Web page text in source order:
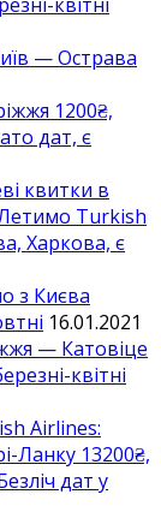
— Острава
1200₴,
дат, є
квитки в
Turkish
Харкова, є
з Києва
16.01.2021
— Катовіце
квітні
Airlines:
Ланку 13200₴,
дат у